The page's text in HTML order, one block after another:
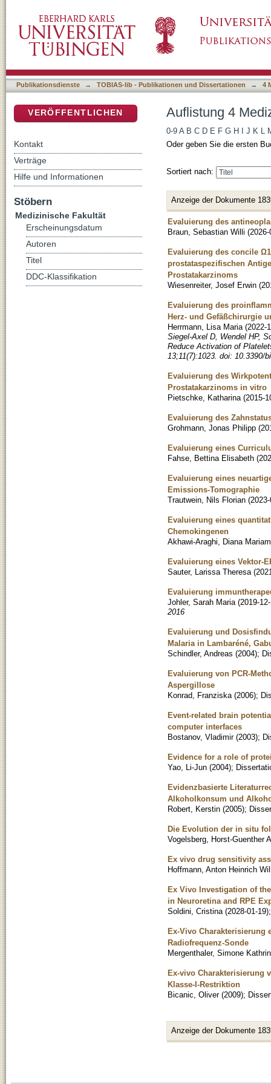
Publikationsdienste → TOBIAS-lib - Publikationen und Dissertationen → 4
Auflistung 4
0-9 A B C D E F G H J K L
Oder geben Sie die ersten
Sortiert nach:
Anzeige der Dokumente
Evaluierung des
Braun, Sebastian Willi (
Evaluierung des concile
prostataspezifischen
Prostatakarzinoms
Wiesenreiter, Josef Erwin (
Evaluierung des
Herz- und Gefäßchirurgie
Herrmann, Lisa Maria (2022-
Siegel-Axel D, Wendel HP,
Reduce Activation of
13;11(7):1023. doi: 10.3390/
Evaluierung des
Prostatakarzinoms in vitro
Pietschke, Katharina (2015-
Evaluierung des
Grohmann, Jonas Philipp (
Evaluierung eines
Fahse, Bettina Elisabeth (
Evaluierung eines
Emissions-Tomographie
Trautwein, Nils Florian (
Evaluierung eines
Chemokingenen
Akhawi-Araghi, Diana Mariam
Evaluierung eines Vektor-
Sauter, Larissa Theresa (
Evaluierung
Johler, Sarah Maria (2019-
2016
Evaluierung und
Malaria in Lambaréné,
Schindler, Andreas (2004);
Evaluierung von PCR-
Aspergillose
Konrad, Franziska (2006);
Event-related brain
computer interfaces
Bostanov, Vladimir (2003);
Evidence for a role of
Yao, Li-Jun (2004);
Evidenzbasierte
Alkoholkonsum und
Robert, Kerstin (2005);
Die Evolution der in situ
Vogelsberg, Horst-Guenther
Ex vivo drug sensitivity
Hoffmann, Anton Heinrich
Ex Vivo Investigation of
in Neuroretina and RPE
Soldini, Cristina (2028-01-19)
Ex-Vivo Charakterisierung
Radiofrequenz-Sonde
Mergenthaler, Simone Kathrin
Ex-vivo Charakterisierung
Klasse-I-Restriktion
Bicanic, Oliver (2009);
Anzeige der Dokumente
VERÖFFENTLICHEN
Kontakt
Verträge
Hilfe und Informationen
Stöbern
Medizinische Fakultät
Erscheinungsdatum
Autoren
Titel
DDC-Klassifikation